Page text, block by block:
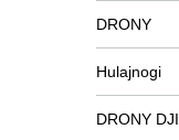
DRONY
Hulajnogi
DRONY DJI